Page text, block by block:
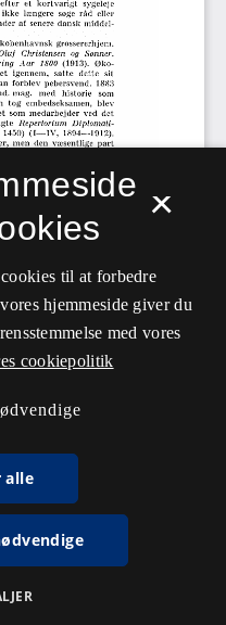
×
til at forbedre
hjemmeside giver du
med vores
cookiepolitik
alle